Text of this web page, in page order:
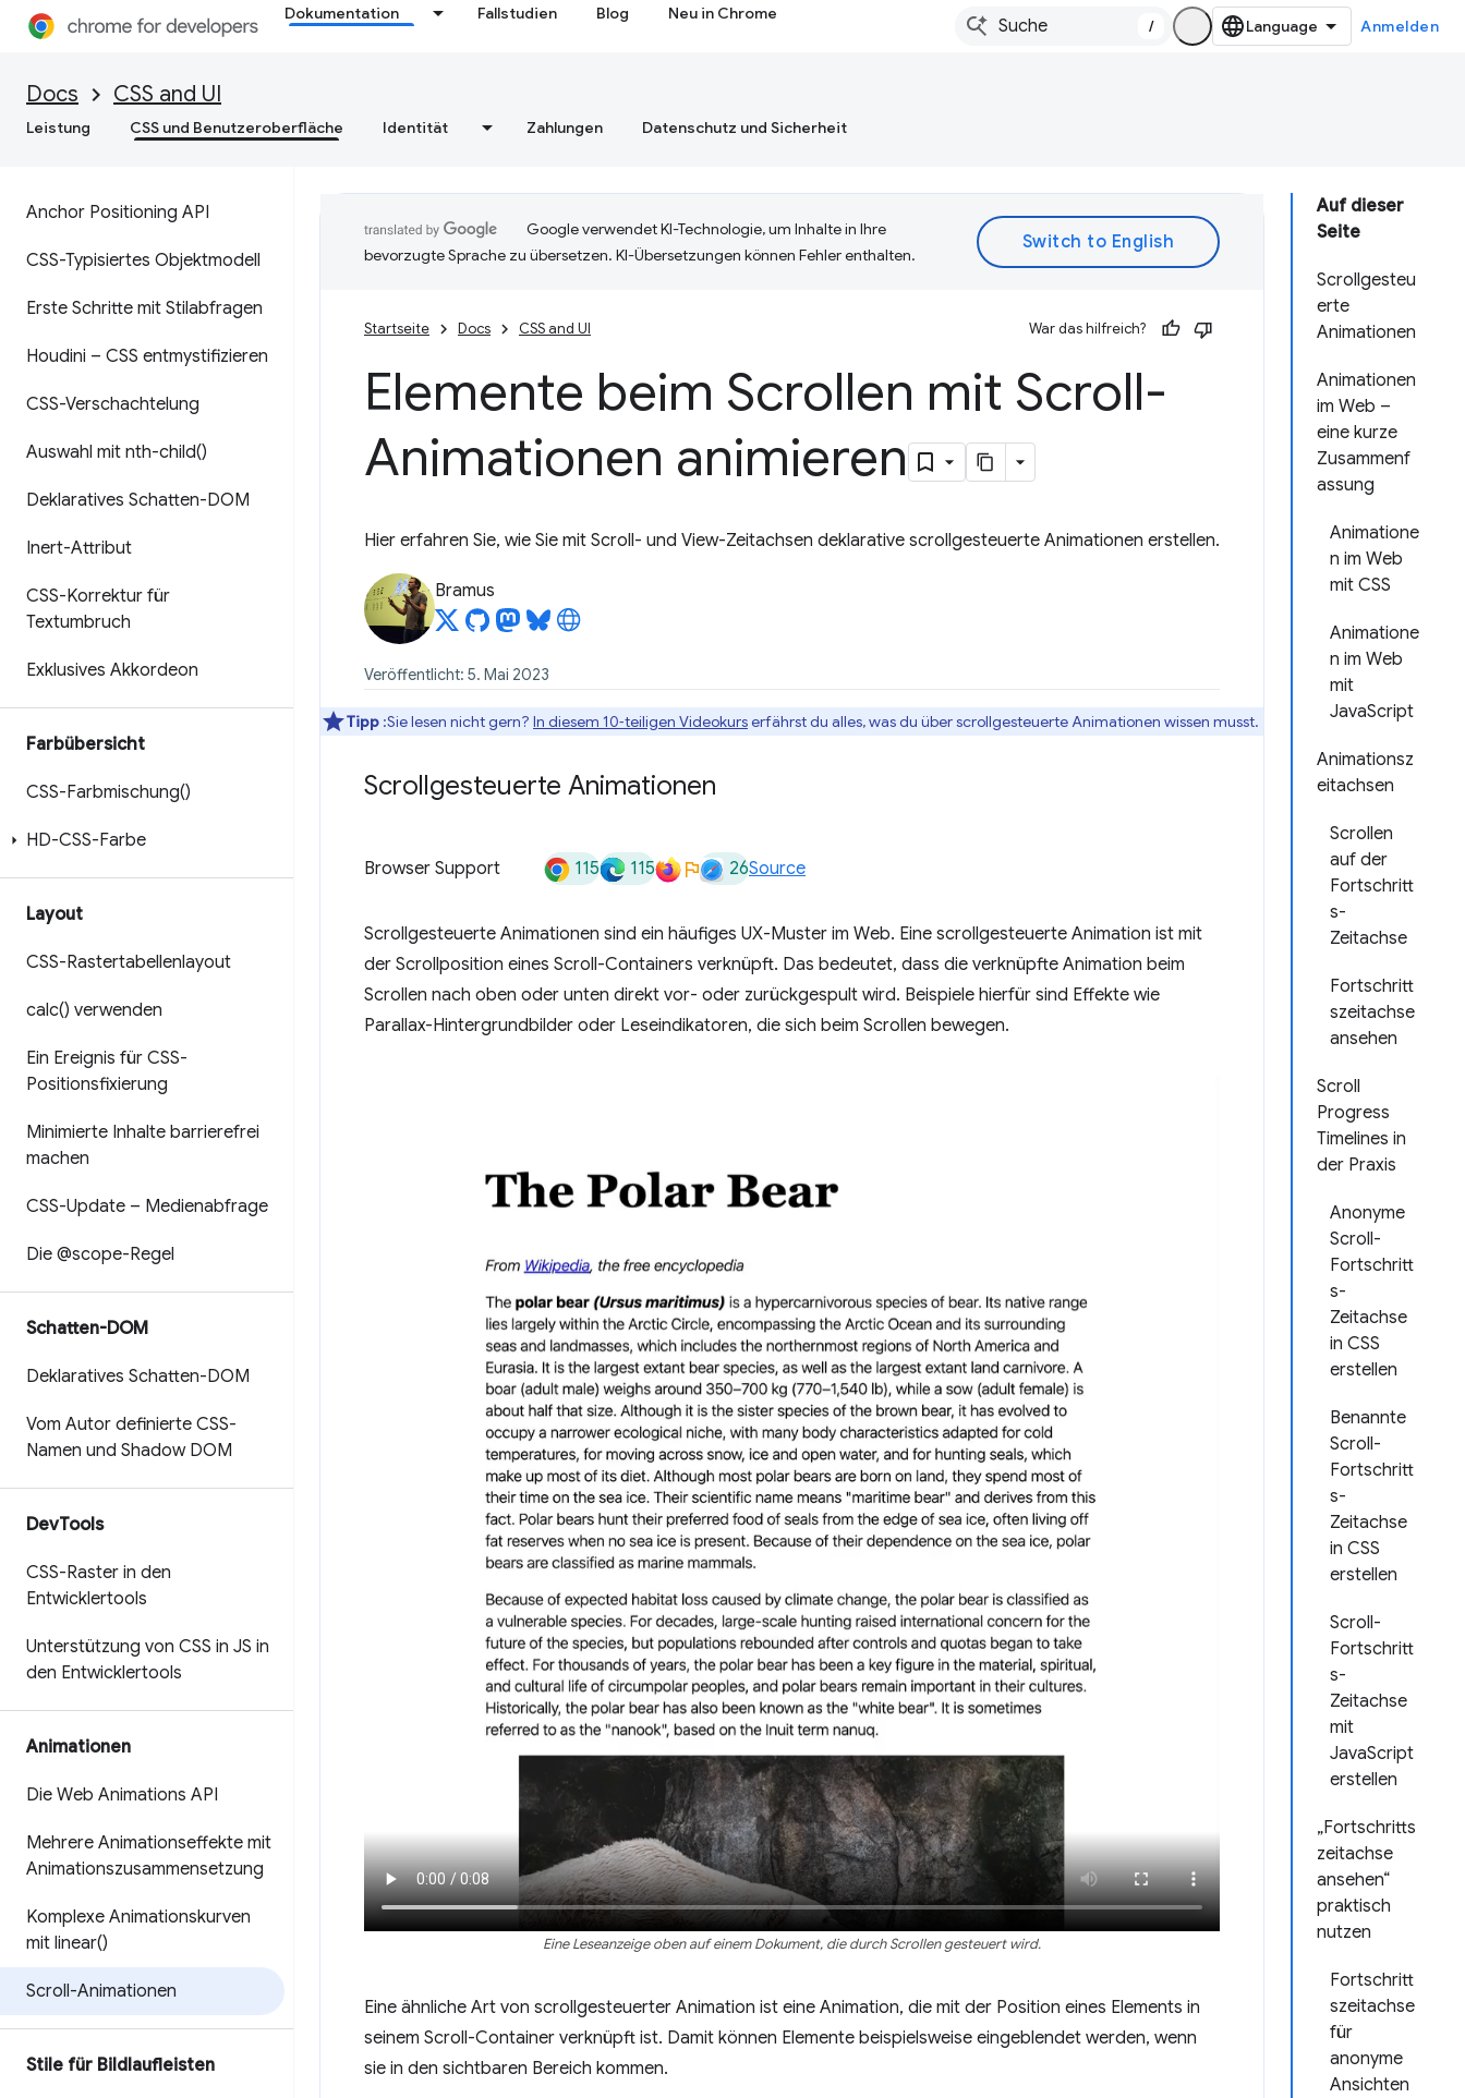
Dokumentation Fallstudien Blog Neu in Chrome
/ Anmelden
Docs CSS and UI
Leistung CSS und Benutzeroberfläche Identität Zahlungen Datenschutz und Sicherheit
Anchor Positioning API
CSS-Typisiertes Objektmodell
Erste Schritte mit Stilabfragen
Houdini – CSS entmystifizieren
CSS-Verschachtelung
Auswahl mit nth-child()
Deklaratives Schatten-DOM
Inert-Attribut
CSS-Korrektur für
Textumbruch
Exklusives Akkordeon
Farbübersicht
CSS-Farbmischung()
HD-CSS-Farbe
Layout
CSS-Rastertabellenlayout
calc() verwenden
Ein Ereignis für CSS-
Positionsfixierung
Minimierte Inhalte barrierefrei
machen
CSS-Update – Medienabfrage
Die @scope-Regel
Schatten-DOM
Deklaratives Schatten-DOM
Vom Autor definierte CSS-
Namen und Shadow DOM
DevTools
CSS-Raster in den
Entwicklertools
Unterstützung von CSS in JS in
den Entwicklertools
Animationen
Die Web Animations API
Mehrere Animationseffekte mit
Animationszusammensetzung
Komplexe Animationskurven
mit linear()
Scroll-Animationen
Stile für Bildlaufleisten
Auf dieser
Seite
Scrollgesteu
erte
Animationen
Animationen
im Web –
eine kurze
Zusammenf
assung
Animatione
n im Web
mit CSS
Animatione
n im Web
mit
JavaScript
Animationsz
eitachsen
Scrollen
auf der
Fortschritt
s-
Zeitachse
Fortschritt
szeitachse
ansehen
Scroll
Progress
Timelines in
der Praxis
Anonyme
Scroll-
Fortschritt
s-
Zeitachse
in CSS
erstellen
Benannte
Scroll-
Fortschritt
s-
Zeitachse
in CSS
erstellen
Scroll-
Fortschritt
s-
Zeitachse
mit
JavaScript
erstellen
„Fortschritts
zeitachse
ansehen“
praktisch
nutzen
Fortschritt
szeitachse
für
anonyme
Ansichten
Google verwendet KI-Technologie, um Inhalte in Ihre
bevorzugte Sprache zu übersetzen. KI-Übersetzungen können Fehler enthalten.
Startseite Docs CSS and UI War das hilfreich?
Elemente beim Scrollen mit Scroll-
Animationen animieren
Hier erfahren Sie, wie Sie mit Scroll- und View-Zeitachsen deklarative scrollgesteuerte Animationen erstellen.
Bramus
Veröffentlicht: 5. Mai 2023
Tipp :Sie lesen nicht gern? In diesem 10‑teiligen Videokurserfährst du alles, was du über scrollgesteuerte Animationen wissen musst.
Scrollgesteuerte Animationen
Browser Support 115 115 26Source
Scrollgesteuerte Animationen sind ein häufiges UX-Muster im Web. Eine scrollgesteuerte Animation ist mit
der Scrollposition eines Scroll-Containers verknüpft. Das bedeutet, dass die verknüpfte Animation beim
Scrollen nach oben oder unten direkt vor- oder zurückgespult wird. Beispiele hierfür sind Effekte wie
Parallax-Hintergrundbilder oder Leseindikatoren, die sich beim Scrollen bewegen.
Eine Leseanzeige oben auf einem Dokument, die durch Scrollen gesteuert wird.
Eine ähnliche Art von scrollgesteuerter Animation ist eine Animation, die mit der Position eines Elements in
seinem Scroll-Container verknüpft ist. Damit können Elemente beispielsweise eingeblendet werden, wenn
sie in den sichtbaren Bereich kommen.